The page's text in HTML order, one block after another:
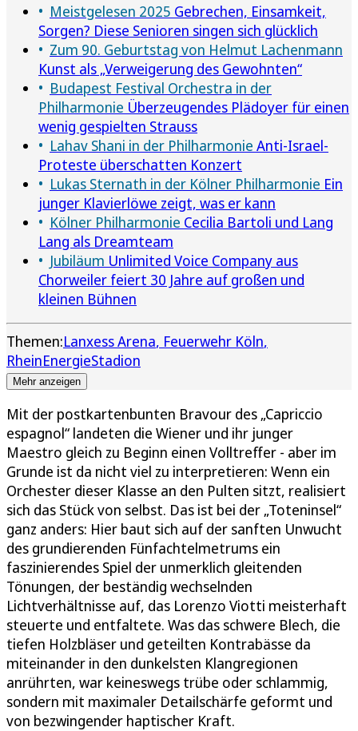
Meistgelesen 2025 Gebrechen, Einsamkeit,
Sorgen? Diese Senioren singen sich glücklich
Zum 90. Geburtstag von Helmut Lachenmann
Kunst als „Verweigerung des Gewohnten“
Budapest Festival Orchestra in der
Philharmonie Überzeugendes Plädoyer für einen
wenig gespielten Strauss
Lahav Shani in der Philharmonie Anti-Israel-
Proteste überschatten Konzert
Lukas Sternath in der Kölner Philharmonie Ein
junger Klavierlöwe zeigt, was er kann
Kölner Philharmonie Cecilia Bartoli und Lang
Lang als Dreamteam
Jubiläum Unlimited Voice Company aus
Chorweiler feiert 30 Jahre auf großen und
kleinen Bühnen
Themen:Lanxess Arena Feuerwehr Köln
RheinEnergieStadion
Mehr anzeigen
Mit der postkartenbunten Bravour des „Capriccio
espagnol“ landeten die Wiener und ihr junger
Maestro gleich zu Beginn einen Volltreffer - aber im
Grunde ist da nicht viel zu interpretieren: Wenn ein
Orchester dieser Klasse an den Pulten sitzt, realisiert
sich das Stück von selbst. Das ist bei der „Toteninsel“
ganz anders: Hier baut sich auf der sanften Unwucht
des grundierenden Fünfachtelmetrums ein
faszinierendes Spiel der unmerklich gleitenden
Tönungen, der beständig wechselnden
Lichtverhältnisse auf, das Lorenzo Viotti meisterhaft
steuerte und entfaltete. Was das schwere Blech, die
tiefen Holzbläser und geteilten Kontrabässe da
miteinander in den dunkelsten Klangregionen
anrührten, war keineswegs trübe oder schlammig,
sondern mit maximaler Detailschärfe geformt und
von bezwingender haptischer Kraft.